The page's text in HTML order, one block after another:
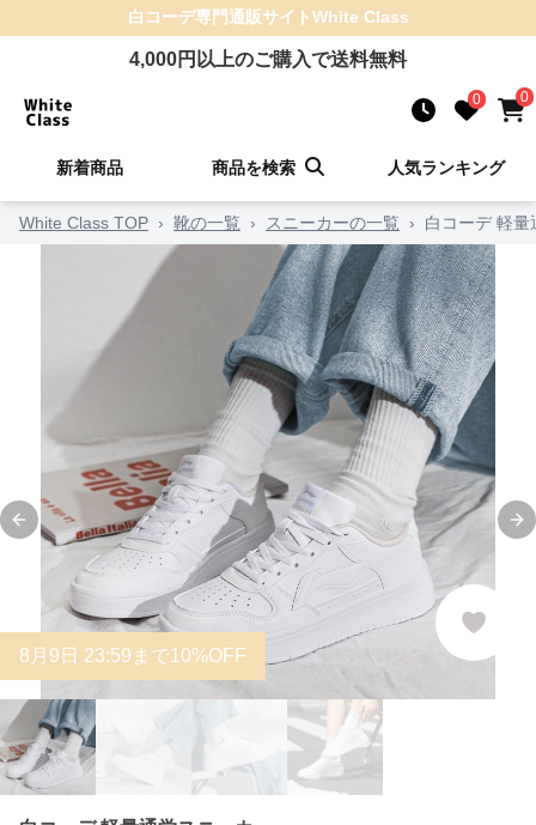
白コーデ専門通販サイトWhite Class
4,000円以上のご購入で送料無料
0 0
新着商品 商品を検索 人気ランキング
White Class TOP › 靴の一覧 › スニーカーの一覧 › 白コーデ 軽量
Previous slide
8 月 9 日 23:59まで10%OFF